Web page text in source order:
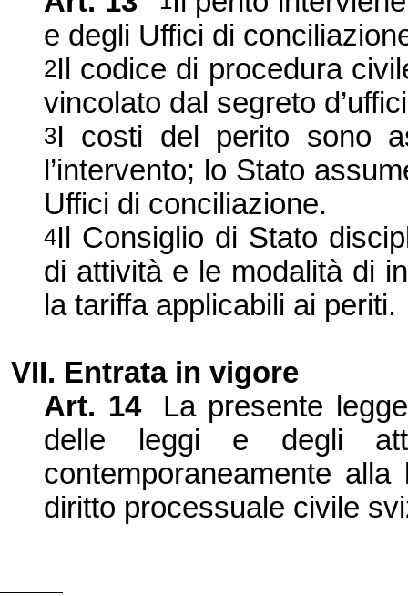
e degli Uffici di
2Il codice di procedura
vincolato dal segreto
3I costi del perito sono
l’intervento; lo Stato
Uffici di conciliazione.
4Il Consiglio di Stato
di attività e le modalità di
la tariffa applicabili ai periti.
VII. Entrata in vigore
Art. 14
La presente
delle leggi e degli
contemporaneamente
diritto processuale civile